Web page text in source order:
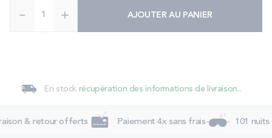
AJOUTER AU PANIER
En stock récupération des informations de livraison..
& retour offerts Paiement 4x sans frais 101 nuits